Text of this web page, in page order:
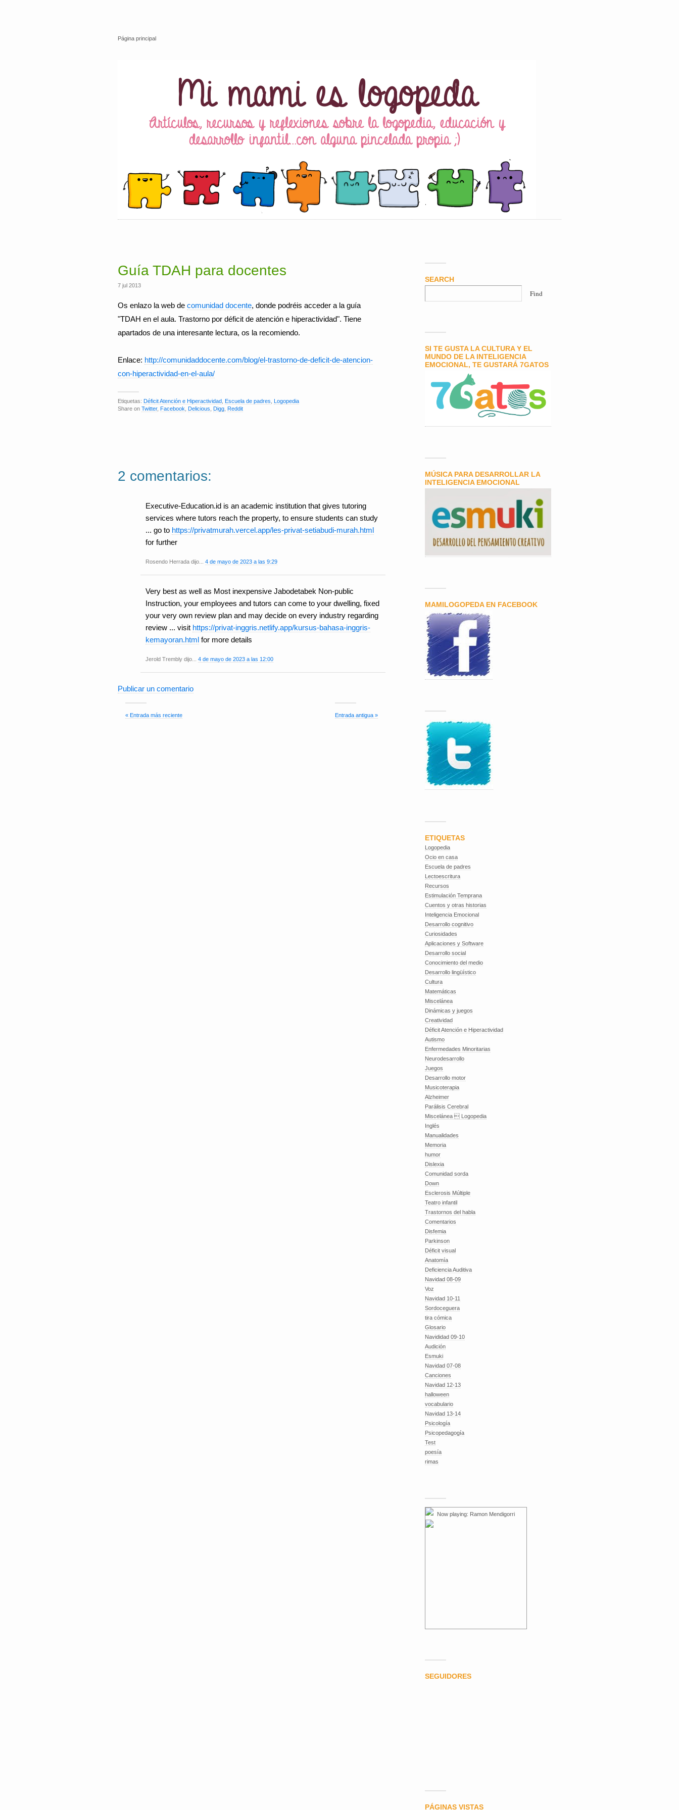
Página principal
Guía TDAH para docentes
7 jul 2013
Os enlazo la web de comunidad docente, donde podréis acceder a la guía
"TDAH en el aula. Trastorno por déficit de atención e hiperactividad". Tiene
apartados de una interesante lectura, os la recomiendo.
Enlace: http://comunidaddocente.com/blog/el-trastorno-de-deficit-de-atencion-
con-hiperactividad-en-el-aula/
Etiquetas: Déficit Atención e Hiperactividad Escuela de padres Logopedia
Share on Twitter, Facebook Delicious Digg Reddit
2 comentarios:
Executive-Education.id is an academic institution that gives tutoring
services where tutors reach the property, to ensure students can study
... go to https://privatmurah.vercel.app/les-privat-setiabudi-murah.html
for further
Rosendo Herrada dijo... 4 de mayo de 2023 a las 9:29
Very best as well as Most inexpensive Jabodetabek Non-public
Instruction, your employees and tutors can come to your dwelling, fixed
your very own review plan and may decide on every industry regarding
review ... visit https://privat-inggris.netlify.app/kursus-bahasa-inggris-
kemayoran.html for more details
Jerold Trembly dijo... 4 de mayo de 2023 a las 12:00
Publicar un comentario
« Entrada más reciente Entrada antigua »
SEARCH
SI TE GUSTA LA CULTURA Y EL
MUNDO DE LA INTELIGENCIA
EMOCIONAL, TE GUSTARÁ 7GATOS
MÚSICA PARA DESARROLLAR LA
INTELIGENCIA EMOCIONAL
MAMILOGOPEDA EN FACEBOOK
ETIQUETAS
Logopedia
Ocio en casa
Escuela de padres
Lectoescritura
Recursos
Estimulación Temprana
Cuentos y otras historias
Inteligencia Emocional
Desarrollo cognitivo
Curiosidades
Aplicaciones y Software
Desarrollo social
Conocimiento del medio
Desarrollo lingüístico
Cultura
Matemáticas
Miscelánea
Dinámicas y juegos
Creatividad
Déficit Atención e Hiperactividad
Autismo
Enfermedades Minoritarias
Neurodesarrollo
Juegos
Desarrollo motor
Musicoterapia
Alzheimer
Parálisis Cerebral
Miscelánea  Logopedia
Inglés
Manualidades
Memoria
humor
Dislexia
Comunidad sorda
Down
Esclerosis Múltiple
Teatro infantil
Trastornos del habla
Comentarios
Disfemia
Parkinson
Déficit visual
Anatomía
Deficiencia Auditiva
Navidad 08-09
Voz
Navidad 10-11
Sordoceguera
tira cómica
Glosario
Navididad 09-10
Audición
Esmuki
Navidad 07-08
Canciones
Navidad 12-13
halloween
vocabulario
Navidad 13-14
Psicología
Psicopedagogía
Test
poesía
rimas
Now playing: Ramon Mendigorri
SEGUIDORES
PÁGINAS VISTAS